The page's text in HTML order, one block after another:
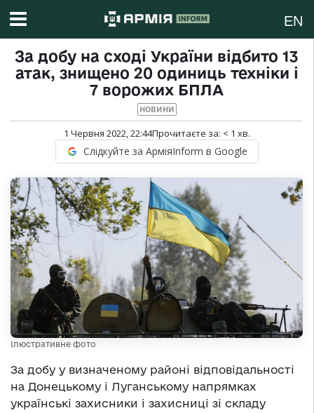
EN
За добу на сході України відбито 13
атак, знищено 20 одиниць техніки і
7 ворожих БПЛА
НОВИНИ
1 Червня 2022, 22:44Прочитаєте за: < 1 хв.
Слідкуйте за АрміяInform в Google
Ілюстративне фото
За добу у визначеному районі відповідальності
на Донецькому і Луганському напрямках
українські захисники і захисниці зі складу